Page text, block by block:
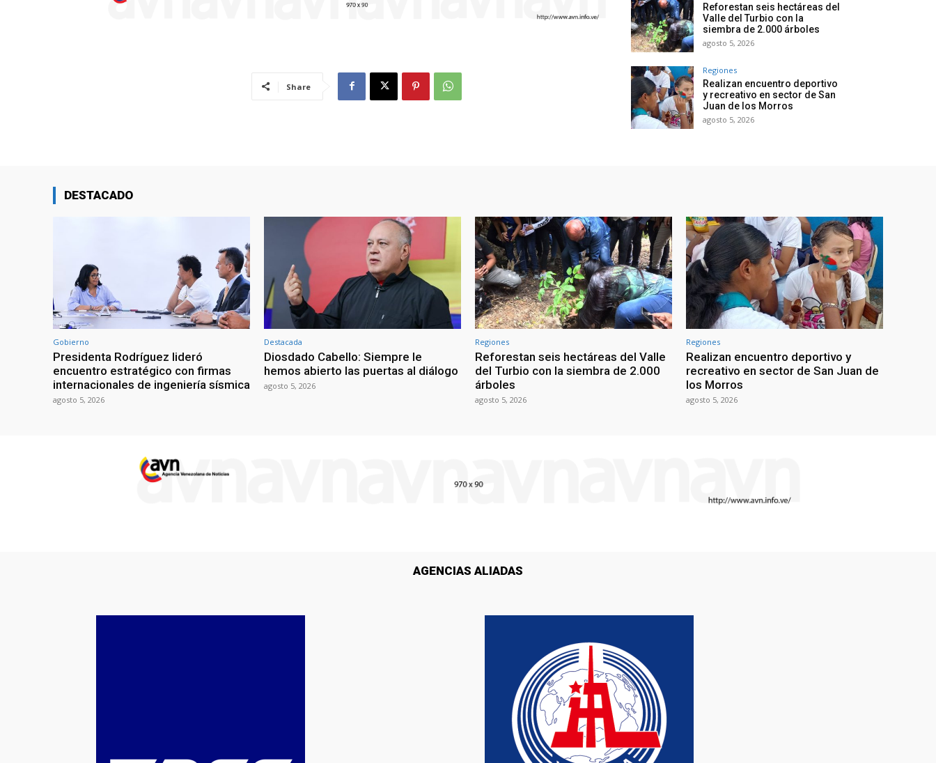
Share
Reforestan seis hectáreas del
Valle del Turbio con la
siembra de 2.000 árboles
agosto 5, 2026
Regiones
Realizan encuentro deportivo
y recreativo en sector de San
Juan de los Morros
agosto 5, 2026
DESTACADO
Gobierno
Presidenta Rodríguez lideró
encuentro estratégico con firmas
internacionales de ingeniería sísmica
agosto 5, 2026
Destacada
Diosdado Cabello: Siempre le
hemos abierto las puertas al diálogo
agosto 5, 2026
Regiones
Reforestan seis hectáreas del Valle
del Turbio con la siembra de 2.000
árboles
agosto 5, 2026
Regiones
Realizan encuentro deportivo y
recreativo en sector de San Juan de
los Morros
agosto 5, 2026
AGENCIAS ALIADAS